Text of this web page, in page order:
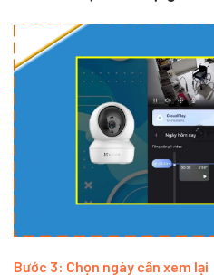
Bước 3: Chọn ngày cần xem lại